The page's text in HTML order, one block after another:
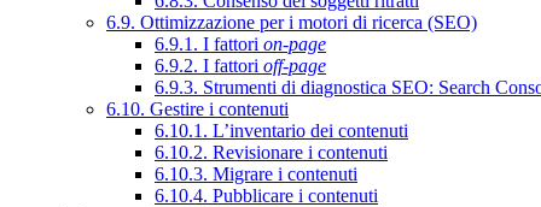
6.9. Ottimizzazione per i motori di ricerca (SEO)
6.9.1. I fattori on-page
6.9.2. I fattori off-page
6.9.3. Strumenti di diagnostica SEO: Search
6.10. Gestire i contenuti
6.10.1. L’inventario dei contenuti
6.10.2. Revisionare i contenuti
6.10.3. Migrare i contenuti
6.10.4. Pubblicare i contenuti